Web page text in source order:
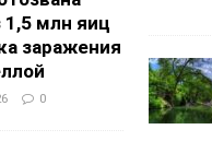
1,5 млн яиц
заражения
0